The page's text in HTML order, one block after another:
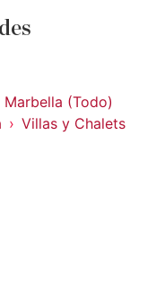
Marbella (Todo)
Villas y Chalets